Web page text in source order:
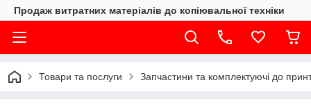
Продаж витратних матеріалів до копіювальної техніки
Товари та послуги Запчастини та комплектуючі до